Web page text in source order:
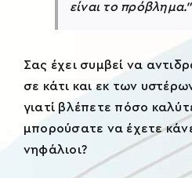
είναι το πρόβλημα.”
Σας έχει συμβεί να
σε κάτι και εκ των
γιατί βλέπετε πόσο
μπορούσατε να έχετε
νηφάλιοι?